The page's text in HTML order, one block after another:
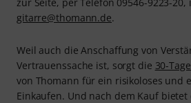
gitarre@thomann.de.
Weil auch die Anschaffung von
Vertrauenssache ist, sorgt die 30-
von Thomann für ein risikoloses und
Einkaufen. Und nach dem Kauf bietet